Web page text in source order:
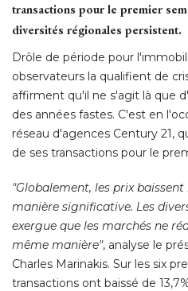
transactions pour le premier
diversités régionales persistent.
Drôle de période pour
observateurs la qualifient de
affirment qu'il ne s'agit là que
des années fastes. C'est en
réseau d'agences Century 21,
de ses transactions pour le
"Globalement, les prix
manière significative. Les
exergue que les marchés ne
même manière", analyse le
Charles Marinakis. Sur les six
transactions ont baissé de